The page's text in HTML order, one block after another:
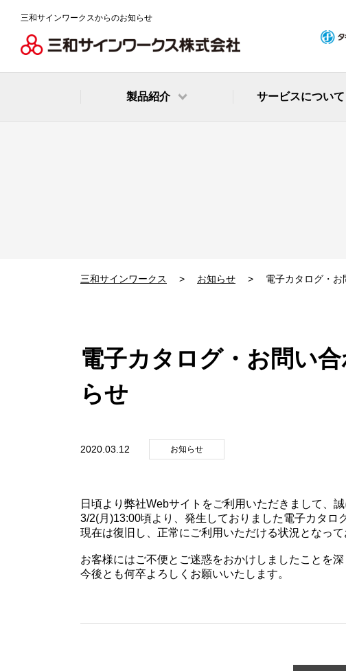
三和サインワークスからのお知らせ
製品紹介 サービスについて
デジタルサイネージの導
三和サインワークス お知らせ 電子カタログ・
電子カタログ・お問い
らせ
2020.03.12 お知らせ
日頃より弊社Webサイトをご利用いただきまして、
3/2(月)13:00頃より、発生しておりました電子カタロ
現在は復旧し、正常にご利用いただける状況となって
お客様にはご不便とご迷惑をおかけしましたことを深
今後とも何卒よろしくお願いいたします。